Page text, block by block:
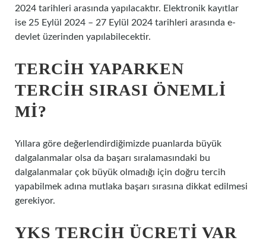
2024 tarihleri ​​arasında yapılacaktır. Elektronik kayıtlar
ise 25 Eylül 2024 – 27 Eylül 2024 tarihleri ​​arasında e-
devlet üzerinden yapılabilecektir.
TERCIH YAPARKEN
TERCIH SIRASI ÖNEMLI
MI?
Yıllara göre değerlendirdiğimizde puanlarda büyük
dalgalanmalar olsa da başarı sıralamasındaki bu
dalgalanmalar çok büyük olmadığı için doğru tercih
yapabilmek adına mutlaka başarı sırasına dikkat edilmesi
gerekiyor.
YKS TERCIH ÜCRETI VAR